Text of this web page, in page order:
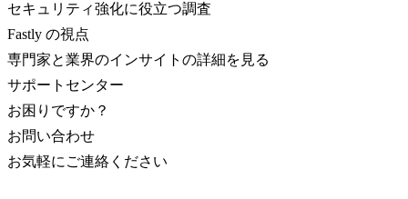
セキュリティ強化に役立つ調査
Fastly の視点
専門家と業界のインサイトの詳細を見る
サポートセンター
お困りですか？
お問い合わせ
お気軽にご連絡ください